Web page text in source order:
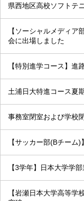
県西地区高校ソフトテ
【ソーシャルメディア
会に出場しました
【特別進学コース】進
土浦日大特進コース夏
事務室閉室および学校
【サッカー部(Bチーム
【3学年】日本大学学
【岩瀬日本大学高等学